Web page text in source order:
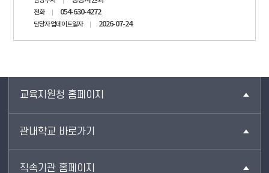
전화 054-630-4272
담당자 업데이트일자 2026-07-24
교육지원청 홈페이지
관내학교 바로가기
직속기관 홈페이지